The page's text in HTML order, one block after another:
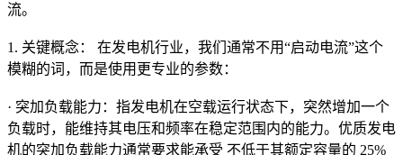
流。
1. 关键概念： 在发电机行业，我们通常不用“启动电流”这个
模糊的词，而是使用更专业的参数：
· 突加负载能力：指发电机在空载运行状态下，突然增加一个
负载时，能维持其电压和频率在稳定范围内的能力。优质发电
机的突加负载能力通常要求能承受 不低于其额定容量的 25%